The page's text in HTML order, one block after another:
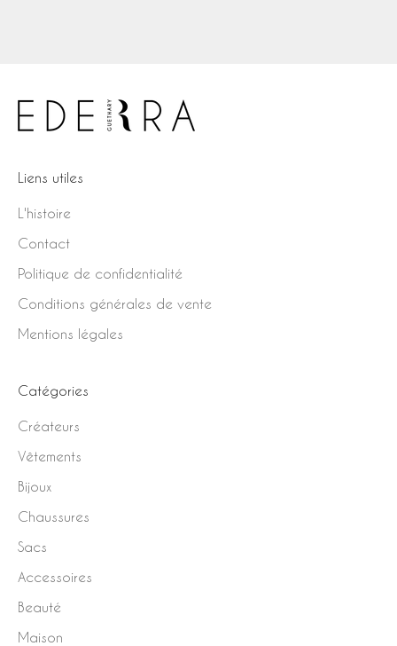
Liens utiles
L'histoire
Contact
Politique de confidentialité
Conditions générales de vente
Mentions légales
Catégories
Créateurs
Vêtements
Bijoux
Chaussures
Sacs
Accessoires
Beauté
Maison